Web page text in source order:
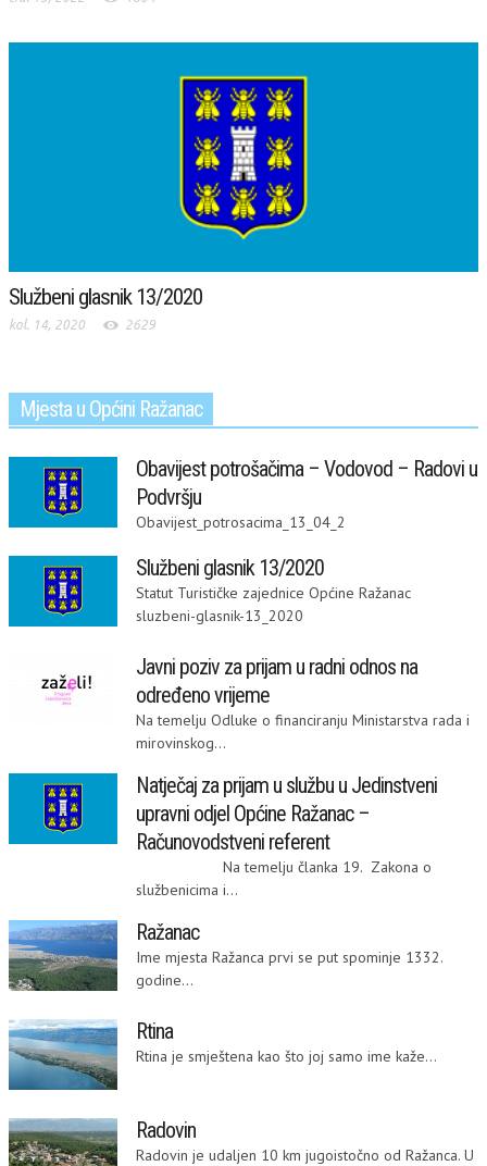
Službeni glasnik 13/2020
kol. 14, 2020 2629
Mjesta u Općini Ražanac
Obavijest potrošačima – Vodovod – Radovi u
Podvršju
Obavijest_potrosacima_13_04_2
Službeni glasnik 13/2020
Statut Turističke zajednice Općine Ražanac
sluzbeni-glasnik-13_2020
Javni poziv za prijam u radni odnos na
određeno vrijeme
Na temelju Odluke o financiranju Ministarstva rada i
mirovinskog...
Natječaj za prijam u službu u Jedinstveni
upravni odjel Općine Ražanac –
Računovodstveni referent
Na temelju članka 19. Zakona o
službenicima i...
Ražanac
Ime mjesta Ražanca prvi se put spominje 1332.
godine...
Rtina
Rtina je smještena kao što joj samo ime kaže...
Radovin
Radovin je udaljen 10 km jugoistočno od Ražanca. U